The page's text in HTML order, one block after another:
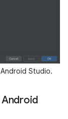
Studio.